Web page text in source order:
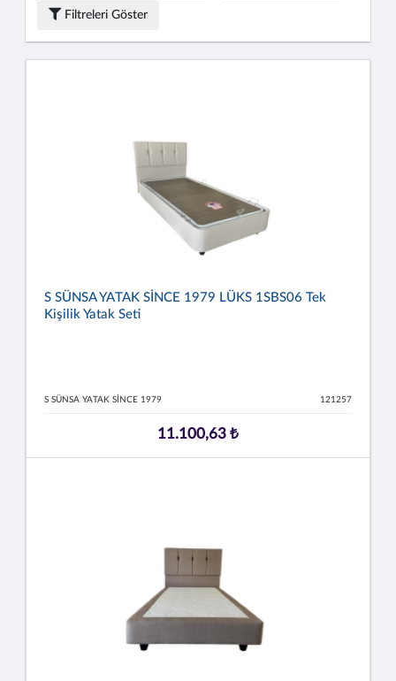
Filtreleri Göster
S SÜNSA YATAK SİNCE 1979 LÜKS 1SBS06 Tek
Kişilik Yatak Seti
S SÜNSA YATAK SİNCE 1979 121257
11.100,63 ₺